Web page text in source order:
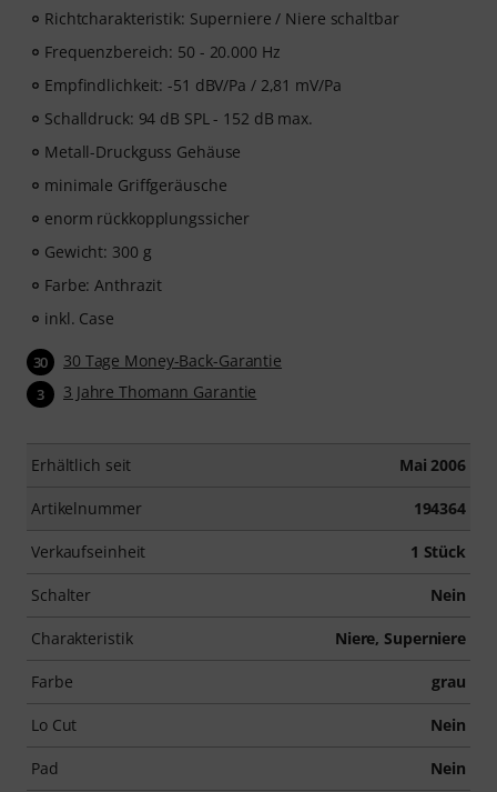
Richtcharakteristik: Superniere / Niere schaltbar
Frequenzbereich: 50 - 20.000 Hz
Empfindlichkeit: -51 dBV/Pa / 2,81 mV/Pa
Schalldruck: 94 dB SPL - 152 dB max.
Metall-Druckguss Gehäuse
minimale Griffgeräusche
enorm rückkopplungssicher
Gewicht: 300 g
Farbe: Anthrazit
inkl. Case
30 30 Tage Money-Back-Garantie
3 3 Jahre Thomann Garantie
Erhältlich seit Mai 2006
Artikelnummer 194364
Verkaufseinheit 1 Stück
Schalter Nein
Charakteristik Niere, Superniere
Farbe grau
Lo Cut Nein
Pad Nein